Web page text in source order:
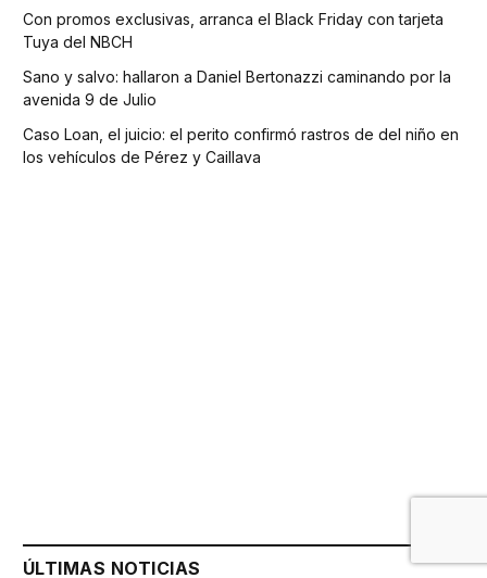
Con promos exclusivas, arranca el Black Friday con tarjeta
Tuya del NBCH
Sano y salvo: hallaron a Daniel Bertonazzi caminando por la
avenida 9 de Julio
Caso Loan, el juicio: el perito confirmó rastros de del niño en
los vehículos de Pérez y Caillava
ÚLTIMAS NOTICIAS